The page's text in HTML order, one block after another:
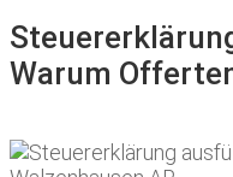
Warum